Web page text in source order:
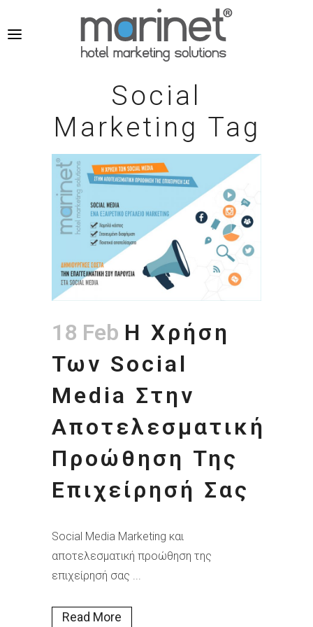
Social
Marketing Tag
18 Feb Η Χρήση
Των Social
Media Στην
Αποτελεσματική
Προώθηση Της
Επιχείρησή Σας
Social Media Marketing και
αποτελεσματική προώθηση της
επιχείρησή σας ...
Read More